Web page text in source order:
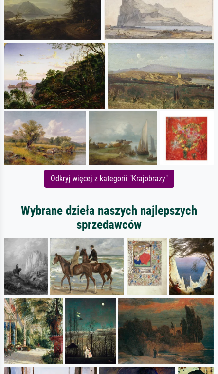
Odkryj więcej z kategorii "Krajobrazy"
Wybrane dzieła naszych najlepszych
sprzedawców